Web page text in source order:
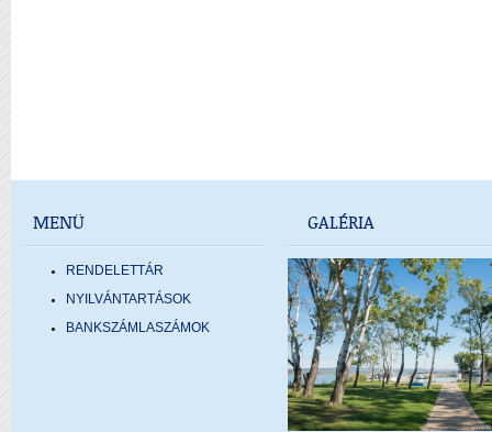
MENÜ
RENDELETTÁR
NYILVÁNTARTÁSOK
BANKSZÁMLASZÁMOK
GALÉRIA